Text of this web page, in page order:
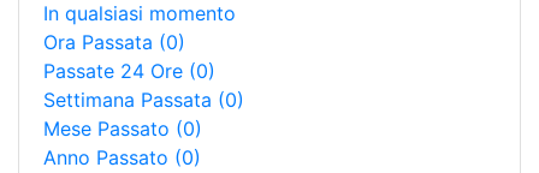
In qualsiasi momento
Ora Passata (0)
Passate 24 Ore (0)
Settimana Passata (0)
Mese Passato (0)
Anno Passato (0)